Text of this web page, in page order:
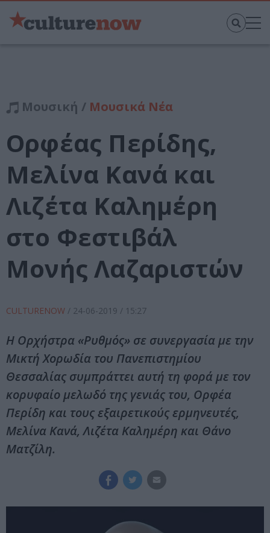
Μουσική / Μουσικά Νέα
Ορφέας Περίδης,
Μελίνα Κανά και
Λιζέτα Καλημέρη
στο Φεστιβάλ
Μονής Λαζαριστών
CULTURENOW / 24-06-2019 / 15:27
Η Ορχήστρα «Ρυθμός» σε συνεργασία με την
Μικτή Χορωδία του Πανεπιστημίου
Θεσσαλίας συμπράττει αυτή τη φορά με τον
κορυφαίο μελωδό της γενιάς του, Ορφέα
Περίδη και τους εξαιρετικούς ερμηνευτές,
Μελίνα Κανά, Λιζέτα Καλημέρη και Θάνο
Ματζίλη.